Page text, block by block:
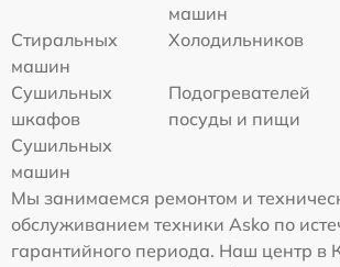
машин
Стиральных
машин
Холодильников
Сушильных
шкафов
Подогревателей
посуды и пищи
Сушильных
машин
Мы занимаемся ремонтом и
обслуживанием техники Asko по
гарантийного периода. Наш центр в